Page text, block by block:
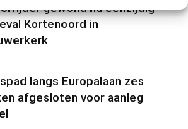
gewond na eenzijdig
Kortenoord in
langs Europalaan zes
afgesloten voor aanleg